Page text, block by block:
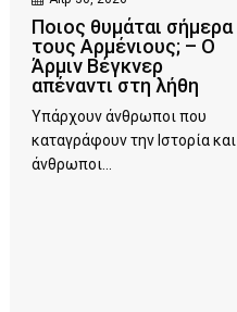
Ποιος θυμάται σήμερα
τους Αρμένιους; – Ο
Άρμιν Βέγκνερ
απέναντι στη λήθη
Υπάρχουν άνθρωποι που
καταγράφουν την Ιστορία και
άνθρωποι...